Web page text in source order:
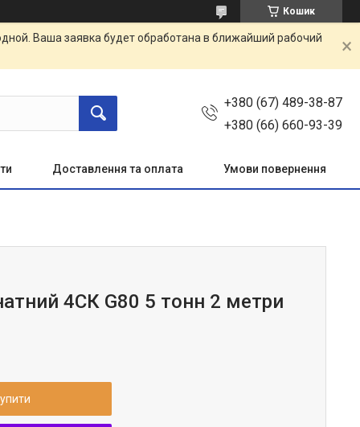
Кошик
Ваша заявка будет обработана в ближайший рабочий
+380 (67) 489-38-87
+380 (66) 660-93-39
Доставлення та оплата Умови повернення
4СК G80 5 тонн 2 метри